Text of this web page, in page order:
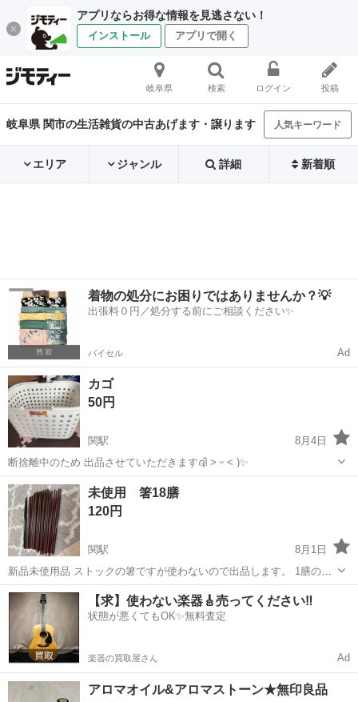
アプリならお得な情報を見逃さない！
インストール アプリで開く
岐阜県 検索 ログイン 投稿
岐阜県 関市の生活雑貨の中古あげます・譲ります 人気キーワード
エリア ジャンル 詳細 新着順
着物の処分にお困りではありませんか？💡
出張料０円／処分する前にご相談ください✨
バイセル Ad
カゴ
50円
関駅
8月4日
断捨離中のため 出品させていただきますദ്ദി ˃ ᵕ ˂ )✨️
岐阜 関市 関駅 その他
未使用 箸18膳
120円
関駅
8月1日
新品未使用品 ストックの箸ですが使わないので出品します。 1膳のみ
黒色です。 写真にてご確認ください。
岐阜 関市 関駅 食器
【求】使わない楽器🎸売ってください‼️
状態が悪くてもOK✨無料査定
楽器の買取屋さん Ad
アロマオイル&アロマストーン★無印良品